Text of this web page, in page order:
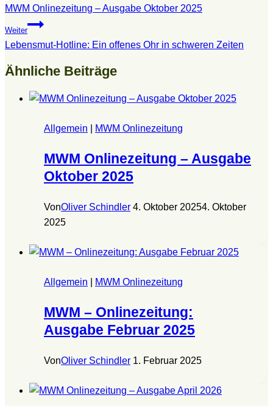
MWM Onlinezeitung – Ausgabe Oktober 2025
Weiter
Lebensmut-Hotline: Ein offenes Ohr in schweren Zeiten
Ähnliche Beiträge
Allgemein MWM Onlinezeitung
MWM Onlinezeitung – Ausgabe
Oktober 2025
VonOliver Schindler 4. Oktober 20254. Oktober
2025
Allgemein MWM Onlinezeitung
MWM – Onlinezeitung:
Ausgabe Februar 2025
VonOliver Schindler 1. Februar 2025